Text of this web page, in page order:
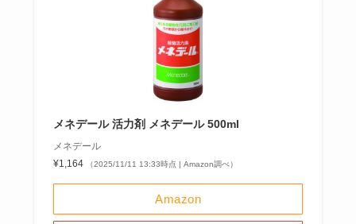
メネデール 活力剤 メネデール 500ml
メネデール
¥1,164
（2025/11/11 13:33時点 | Amazon調べ）
Amazon